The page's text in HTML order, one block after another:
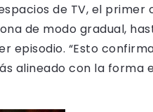
de TV, el primer
de modo gradual,
episodio. “Esto
alineado con la forma